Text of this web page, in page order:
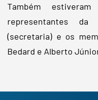
Também
representantes da
(secretaria) e os
Bedard e Alberto